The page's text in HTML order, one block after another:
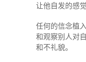
让他自发的感
任何的信念植
和观察别人对
和不礼貌。